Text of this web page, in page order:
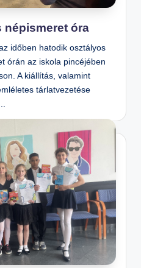
népismeret óra
időben hatodik osztályos
órán az iskola pincéjében
A kiállítás, valamint
tárlatvezetése